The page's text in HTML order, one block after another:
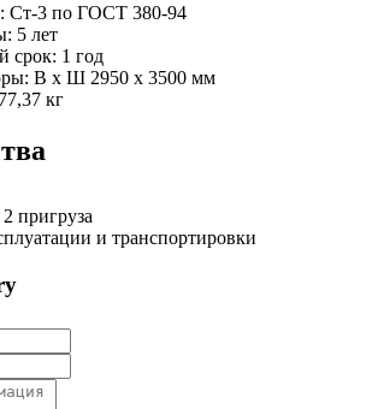
Ст-3 по ГОСТ 380-94
5 лет
срок: 1 год
В х Ш 2950 х 3500 мм
кг
пригруза
и транспортировки